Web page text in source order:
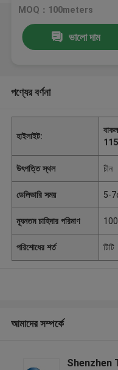
MOQ：100meters
ভালো দাম
পণ্যের বর্ণনা
হাইলাইট:
115
উৎপত্তি স্থল চীন
ডেলিভারি সময় 5-
ন্যূনতম চাহিদার পরিমাণ
পরিশোধের শর্ত টিটি
আমাদের সম্পর্কে
Shenzhen